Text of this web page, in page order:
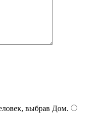
выбрав Дом.